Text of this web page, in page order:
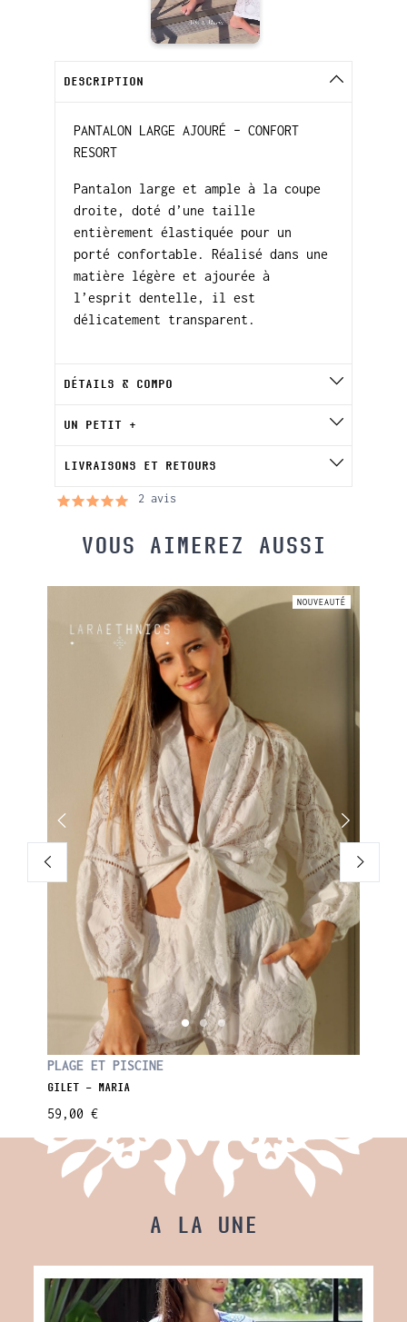
DESCRIPTION
PANTALON LARGE AJOURÉ – CONFORT
RESORT
Pantalon large et ample à la coupe
droite, doté d’une taille
entièrement élastiquée pour un
porté confortable. Réalisé dans une
matière légère et ajourée à
l’esprit dentelle, il est
délicatement transparent.
DÉTAILS & COMPO
UN PETIT +
LIVRAISONS ET RETOURS
2 avis
VOUS AIMEREZ AUSSI
NOUVEAUTÉ
PLAGE ET PISCINE
GILET - MARIA
59,00 €
A LA UNE